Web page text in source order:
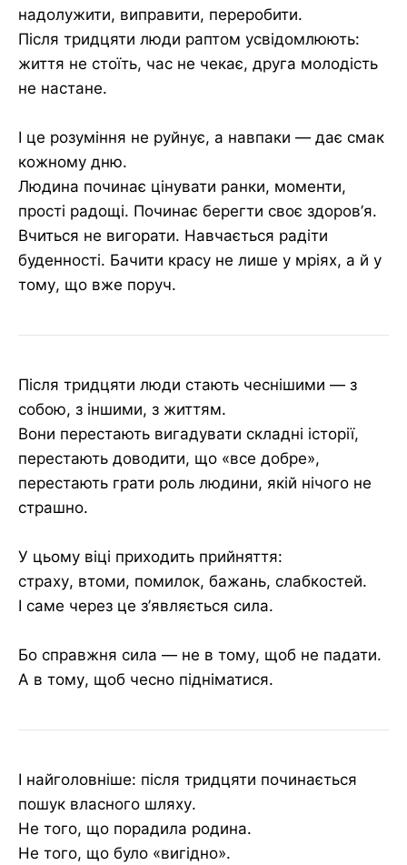
надолужити, виправити, переробити.
Після тридцяти люди раптом усвідомлюють:
життя не стоїть, час не чекає, друга молодість
не настане.
І це розуміння не руйнує, а навпаки — дає смак
кожному дню.
Людина починає цінувати ранки, моменти,
прості радощі. Починає берегти своє здоров’я.
Вчиться не вигорати. Навчається радіти
буденності. Бачити красу не лише у мріях, а й у
тому, що вже поруч.
Після тридцяти люди стають чеснішими — з
собою, з іншими, з життям.
Вони перестають вигадувати складні історії,
перестають доводити, що «все добре»,
перестають грати роль людини, якій нічого не
страшно.
У цьому віці приходить прийняття:
страху, втоми, помилок, бажань, слабкостей.
І саме через це з’являється сила.
Бо справжня сила — не в тому, щоб не падати.
А в тому, щоб чесно підніматися.
І найголовніше: після тридцяти починається
пошук власного шляху.
Не того, що порадила родина.
Не того, що було «вигідно».